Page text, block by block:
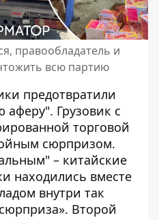
правообладатель и
всю партию
предотвратили
Грузовик с
торговой
сюрпризом.
– китайские
находились вместе
внутри так
Второй